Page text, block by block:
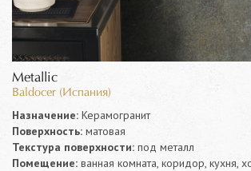
Metallic
Baldocer (Испания)
Назначение: Керамогранит
Поверхность: матовая
Текстура поверхности: под металл
Помещение: ванная комната, коридор, кухня,